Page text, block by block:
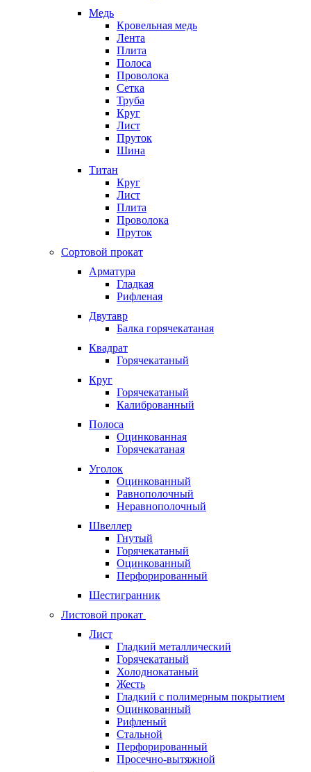
Медь
Кровельная медь
Лента
Плита
Полоса
Проволока
Сетка
Труба
Круг
Лист
Пруток
Шина
Титан
Круг
Лист
Плита
Проволока
Пруток
Сортовой прокат
Арматура
Гладкая
Рифленая
Двутавр
Балка горячекатаная
Квадрат
Горячекатаный
Круг
Горячекатаный
Калиброванный
Полоса
Оцинкованная
Горячекатаная
Уголок
Оцинкованный
Равнополочный
Неравнополочный
Швеллер
Гнутый
Горячекатаный
Оцинкованный
Перфорированный
Шестигранник
Листовой прокат
Лист
Гладкий металлический
Горячекатаный
Холоднокатаный
Жесть
Гладкий с полимерным покрытием
Оцинкованный
Рифленый
Стальной
Перфорированный
Просечно-вытяжной